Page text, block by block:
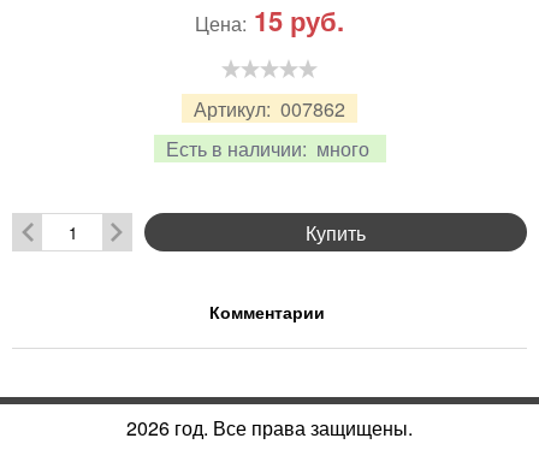
Артикул: 007862
Есть в наличии: много
Цена: 15 руб.
Купить
Комментарии
2026 год. Все права защищены.